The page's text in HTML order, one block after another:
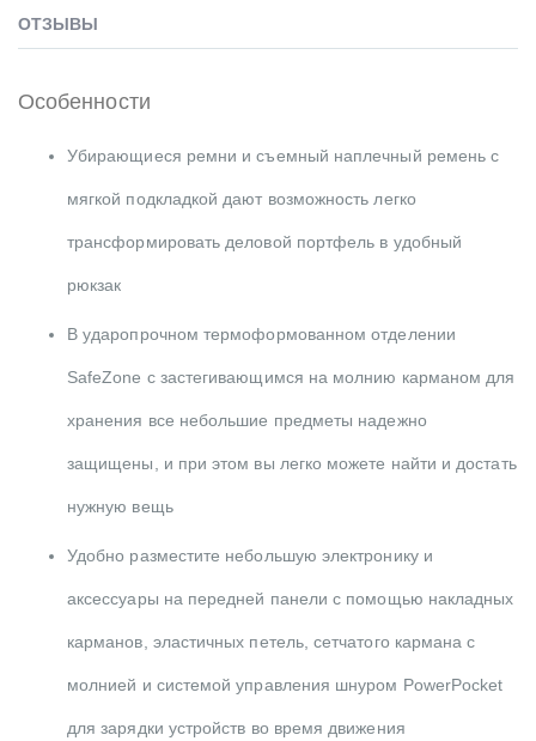
ОТЗЫВЫ
Особенности
Убирающиеся ремни и съемный наплечный ремень с
мягкой подкладкой дают возможность легко
трансформировать деловой портфель в удобный
рюкзак
В ударопрочном термоформованном отделении
SafeZone с застегивающимся на молнию карманом для
хранения все небольшие предметы надежно
защищены, и при этом вы легко можете найти и достать
нужную вещь
Удобно разместите небольшую электронику и
аксессуары на передней панели с помощью накладных
карманов, эластичных петель, сетчатого кармана с
молнией и системой управления шнуром PowerPocket
для зарядки устройств во время движения